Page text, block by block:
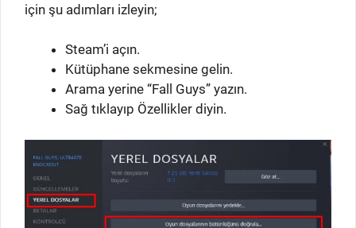
için şu adımları izleyin;
Steam’i açın.
Kütüphane sekmesine gelin.
Arama yerine “Fall Guys” yazın.
Sağ tıklayıp Özellikler diyin.